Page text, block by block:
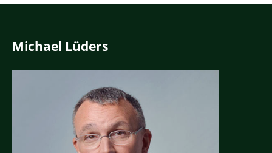
Michael Lüders